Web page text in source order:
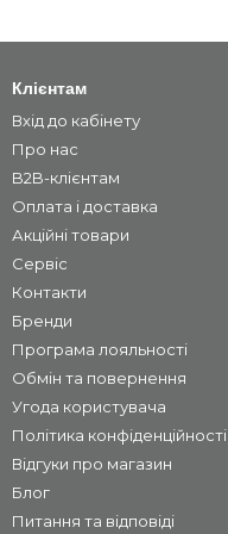
Клієнтам
Вхід до кабінету
Про нас
B2B-клієнтам
Оплата і доставка
Акційні товари
Сервіс
Контакти
Бренди
Програма лояльності
Обмін та повернення
Угода користувача
Політика конфіденційності
Відгуки про магазин
Блог
Питання та відповіді